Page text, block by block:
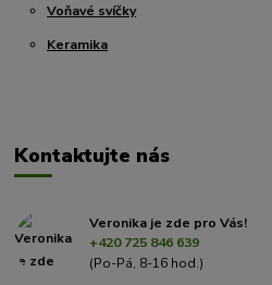
Voňavé svíčky
Keramika
Kontaktujte nás
Veronika je zde pro Vás!
+420 725 846 639
(Po-Pá, 8-16 hod.)